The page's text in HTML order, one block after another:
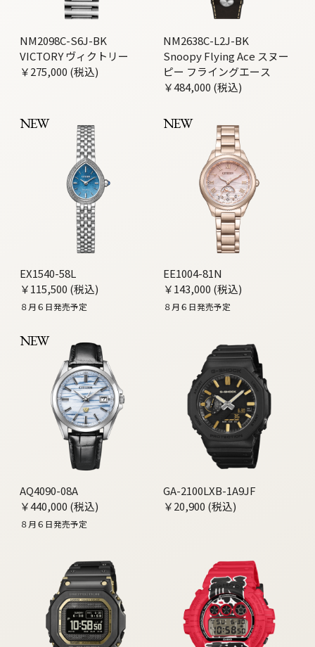
NM2098C-S6J-BK
VICTORY ヴィクトリー
￥275,000 (税込)
NM2638C-L2J-BK
Snoopy Flying Ace スヌー
ピー フライングエース
￥484,000 (税込)
NEW
EX1540-58L
￥115,500 (税込)
８月６日発売予定
NEW
EE1004-81N
￥143,000 (税込)
８月６日発売予定
NEW
AQ4090-08A
￥440,000 (税込)
８月６日発売予定
GA-2100LXB-1A9JF
￥20,900 (税込)